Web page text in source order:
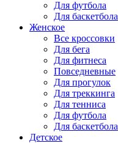
Для футбола
Для баскетбола
Женское
Все кроссовки
Для бега
Для фитнеса
Повседневные
Для прогулок
Для треккинга
Для тенниса
Для футбола
Для баскетбола
Детское